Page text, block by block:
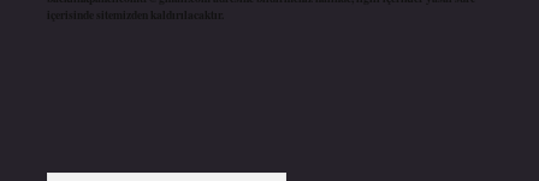
içerisinde sitemizden kaldırılacaktır.